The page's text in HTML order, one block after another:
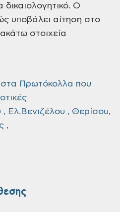
δικαιολογητικό. Ο
υποβάλει αίτηση στο
στοιχεία
Πρωτόκολλα που
Ελ.Βενιζέλου , Θερίσου,
,